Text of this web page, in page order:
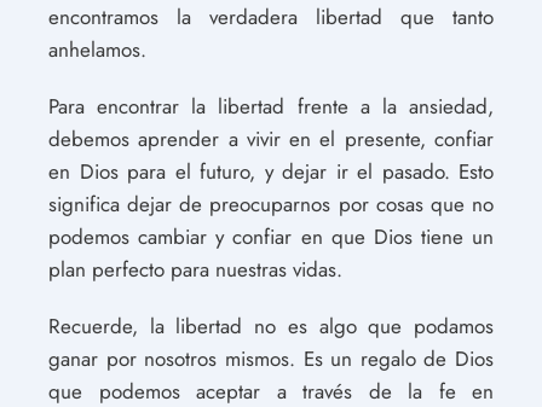
encontramos la verdadera libertad que tanto
anhelamos.
Para encontrar la libertad frente a la ansiedad,
debemos aprender a vivir en el presente, confiar
en Dios para el futuro, y dejar ir el pasado. Esto
significa dejar de preocuparnos por cosas que no
podemos cambiar y confiar en que Dios tiene un
plan perfecto para nuestras vidas.
Recuerde, la libertad no es algo que podamos
ganar por nosotros mismos. Es un regalo de Dios
que podemos aceptar a través de la fe en